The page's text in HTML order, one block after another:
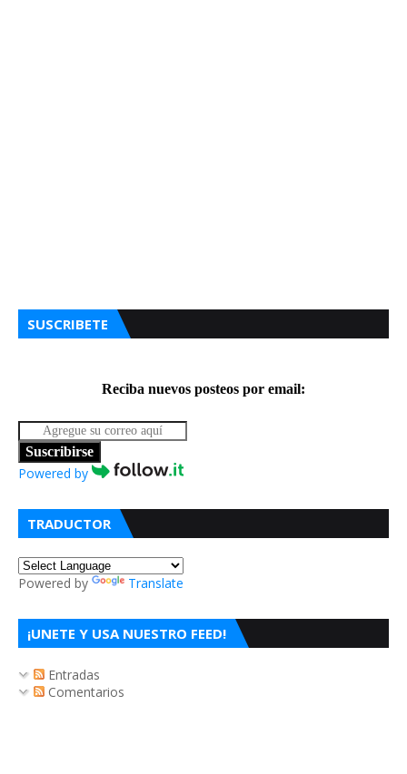
SUSCRIBETE
Reciba nuevos posteos por email:
Suscribirse
Powered by
TRADUCTOR
Powered by Translate
¡UNETE Y USA NUESTRO FEED!
Entradas
Comentarios